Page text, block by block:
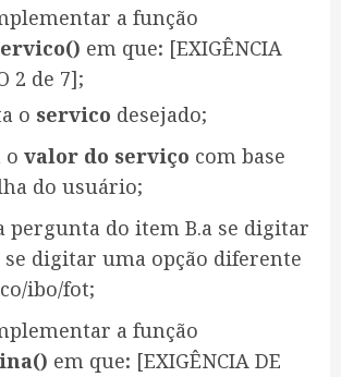
a função
em que: [EXIGÊNCIA
2 de 7];
o servico desejado;
o valor do serviço com base
do usuário;
pergunta do item B.a se digitar
se digitar uma opção diferente
ibo/fot;
a função
em que: [EXIGÊNCIA DE